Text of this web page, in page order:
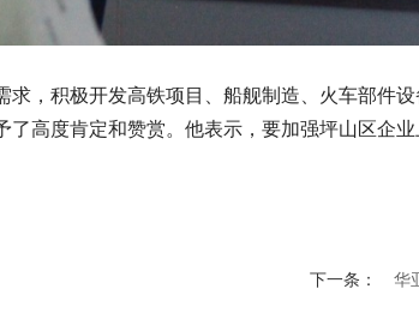
积极开发高铁项目、船舰制造、火车部件
高度肯定和赞赏。他表示，要加强坪山区企
下一条： 华